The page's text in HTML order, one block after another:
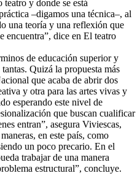
teatro y donde se está
–digamos una técnica–, al
una teoría y una reflexión que
encuentra”, dice en El teatro
de educación superior y
Quizá la propuesta más
que acaba de abrir dos
y otra para las artes vivas y
esperando este nivel de
que buscan cualificar
entran”, asegura Viviescas,
en este país, como
un poco precario. En el
trabajar de una manera
estructural”, concluye.